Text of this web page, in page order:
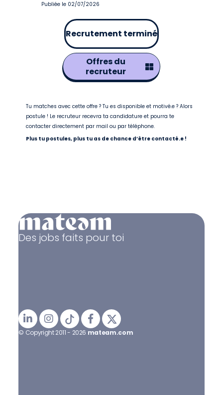
Publiée le 02/07/2026
Recrutement terminé
Offres du
recruteur
Tu matches avec cette offre ? Tu es disponible et motivé.e ? Alors
postule ! Le recruteur recevra ta candidature et pourra te
contacter directement par mail ou par téléphone.
Plus tu postules, plus tu as de chance d’être contacté.e !
Des jobs faits pour toi
© Copyright 2011 - 2026 mateam.com